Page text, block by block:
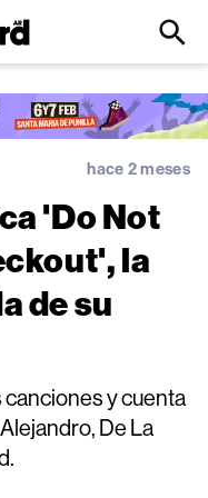
Click
Input
hace 2 meses
'Do Not
la
de su
canciones y cuenta
De La